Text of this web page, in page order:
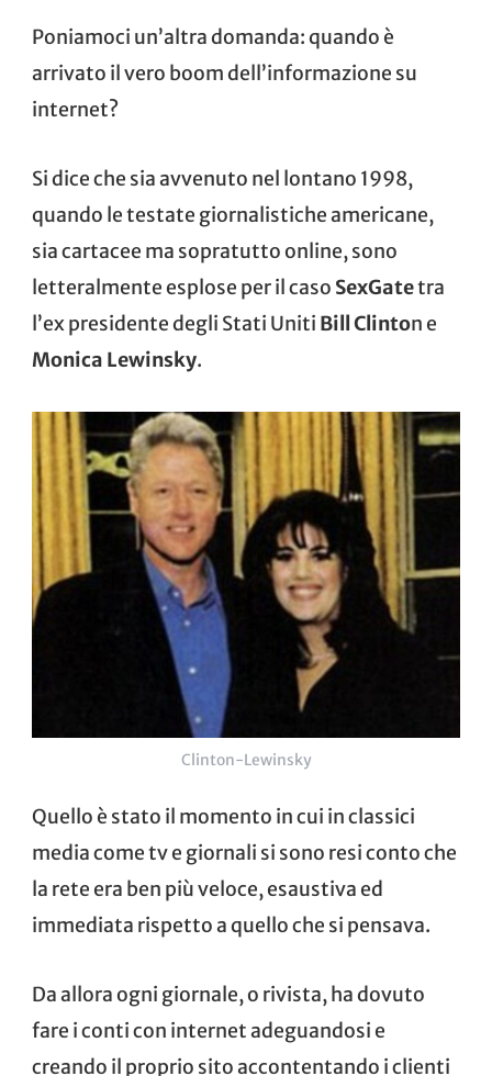
Poniamoci un’altra domanda: quando è
arrivato il vero boom dell’informazione su
internet?
Si dice che sia avvenuto nel lontano 1998,
quando le testate giornalistiche americane,
sia cartacee ma sopratutto online, sono
letteralmente esplose per il caso SexGatetra
l’ex presidente degli Stati Uniti Bill Clinton e
Monica Lewinsky.
Clinton-Lewinsky
Quello è stato il momento in cui in classici
media come tv e giornali si sono resi conto che
la rete era ben più veloce, esaustiva ed
immediata rispetto a quello che si pensava.
Da allora ogni giornale, o rivista, ha dovuto
fare i conti con internet adeguandosi e
creando il proprio sito accontentando i clienti